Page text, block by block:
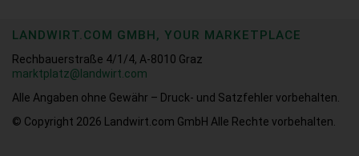
LANDWIRT.COM GMBH, YOUR MARKETPLACE
Rechbauerstraße 4/1/4, A-8010 Graz
marktplatz@landwirt.com
Alle Angaben ohne Gewähr – Druck- und Satzfehler vorbehalten.
© Copyright 2026
Landwirt.com GmbH Alle Rechte vorbehalten.